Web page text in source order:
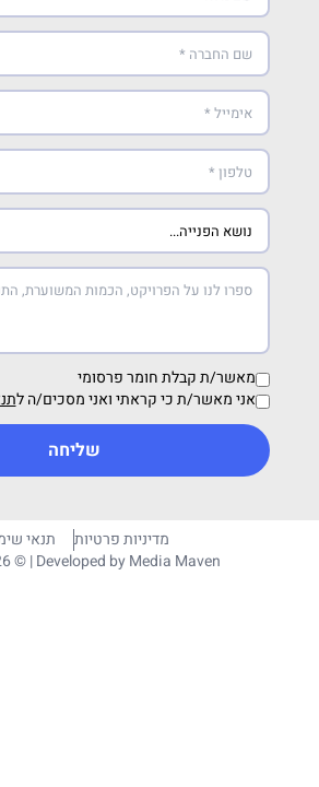
מאשר/ת קבלת חומר פרסומי
אני מאשר/ת כי קראתי ואני מסכים/ה לתנאי
שליחה
מדיניות פרטיות
תנאי
© | Developed byMedia Maven